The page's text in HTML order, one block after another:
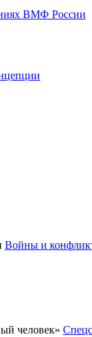
ВМФ России
Войны и